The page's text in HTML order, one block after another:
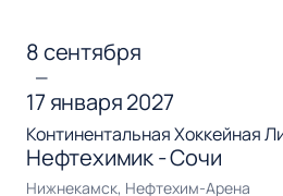
8 сентября
—
17 января 2027
Континентальная Хоккейная
Нефтехимик - Сочи
Нижнекамск, Нефтехим-Арена